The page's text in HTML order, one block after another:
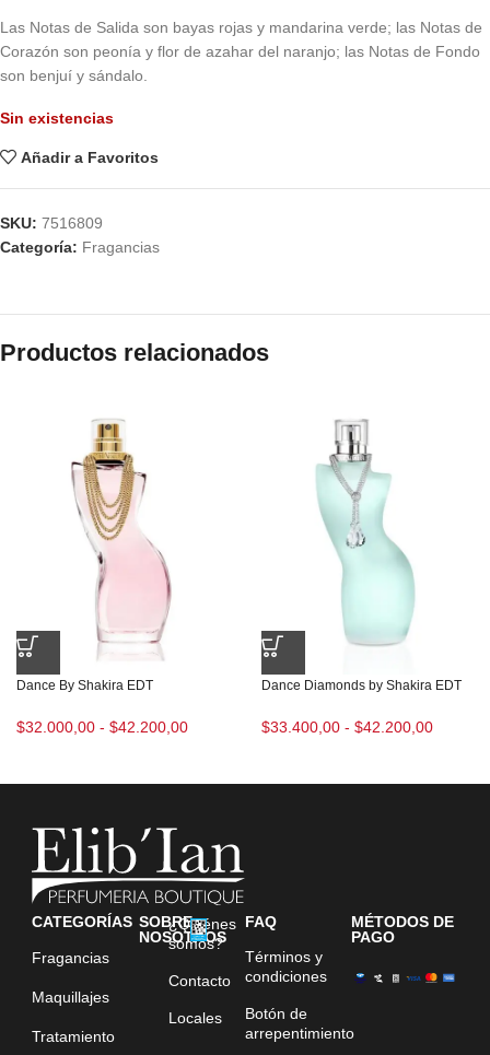
Las Notas de Salida son bayas rojas y mandarina verde; las Notas de
Corazón son peonía y flor de azahar del naranjo; las Notas de Fondo
son benjuí y sándalo.
Sin existencias
Añadir a Favoritos
SKU: 7516809
Categoría: Fragancias
Productos relacionados
Dance By Shakira EDT
$32.000,00 - $42.200,00
Dance Diamonds by Shakira EDT
$33.400,00 - $42.200,00
CATEGORÍAS
Fragancias
Maquillajes
Tratamiento
SOBRE
NOSOTROS
¿Quiénes
somos?
Contacto
Locales
FAQ
Términos y
condiciones
Botón de
arrepentimiento
MÉTODOS DE
PAGO